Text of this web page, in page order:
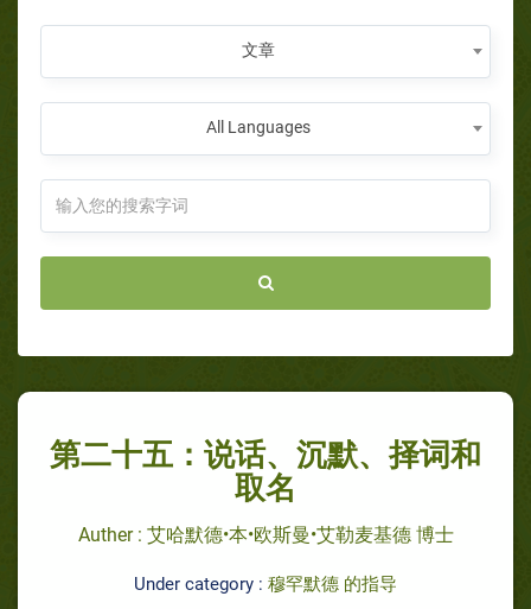
文章
All Languages
第二十五：说话、沉默、择词和
取名
Auther : 艾哈默德•本•欧斯曼•艾勒麦基德 博士
Under category : 穆罕默德 的指导